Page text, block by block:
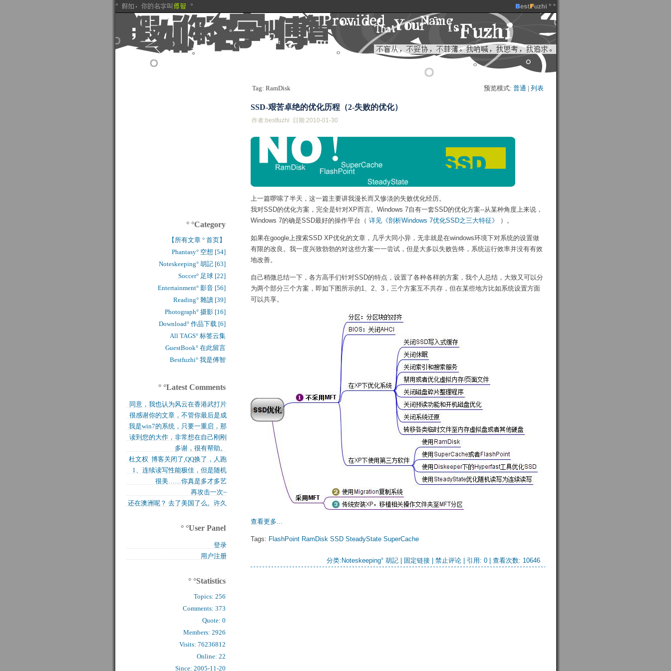
Tag: RamDisk 预览模式: 普通 | 列表
SSD-艰苦卓绝的优化历程（2-失败的优化）
作者:bestfuzhi 日期:2010-01-30
上一篇啰嗦了半天，这一篇主要讲我漫长而又惨淡的失败优化经历。
我对SSD的优化方案，完全是针对XP而言。Windows 7自有一套SSD的优化方案--从某种角度上来说，
Windows 7的确是SSD最好的操作平台（ 详见《剖析Windows 7优化SSD之三大特征》 ）。
如果在google上搜索SSD XP优化的文章，几乎大同小异，无非就是在windows环境下对系统的设置做
有限的改良。我一度兴致勃勃的对这些方案一一尝试，但是大多以失败告终，系统运行效率并没有有效
地改善。
自己稍微总结一下，各方高手们针对SSD的特点，设置了各种各样的方案，我个人总结，大致又可以分
为两个部分三个方案，即如下图所示的1、2、3，三个方案互不共存，但在某些地方比如系统设置方面
可以共享。
查看更多...
Tags: FlashPoint RamDisk SSD SteadyState SuperCache
分类: Noteskeeping° 胡記 固定链接 | 禁止评论 | 引用: 0 | 查看次数: 10646
° °Category
【所有文章 ° 首页】
Phantasy° 空想 [54]
Noteskeeping° 胡記 [63]
Soccer° 足球 [22]
Entertainment° 影音 [56]
Reading° 雜讀 [39]
Photograph° 摄影 [16]
Download° 作品下载 [6]
All TAGS° 标签云集
GuestBook° 在此留言
Bestfuzhi° 我是傅智
° °Latest Comments
同意，我也认为风云在香港武打片
历史上是绝无仅有的，...
很感谢你的文章，不管你最后是成
功还是失败，能让后来...
我是win7的系统，只要一重启，那
块MFT盘就无法...
读到您的大作，非常想在自己刚刚
买的固态硬盘上试试，...
多谢，很有帮助。
杜文权 博客关闭了,QQ换了，人跑
了 新的QQ...
1、连续读写性能极佳，但是随机
写入性能极差（这对于...
很美……你真是多才多艺
再攻击一次~
还在澳洲呢？ 去了美国了么。许久
° °User Panel
登录
用户注册
° °Statistics
Topics: 256
Comments: 373
Quote: 0
Members: 2926
Visits: 76236812
Online: 22
Since: 2005-11-20